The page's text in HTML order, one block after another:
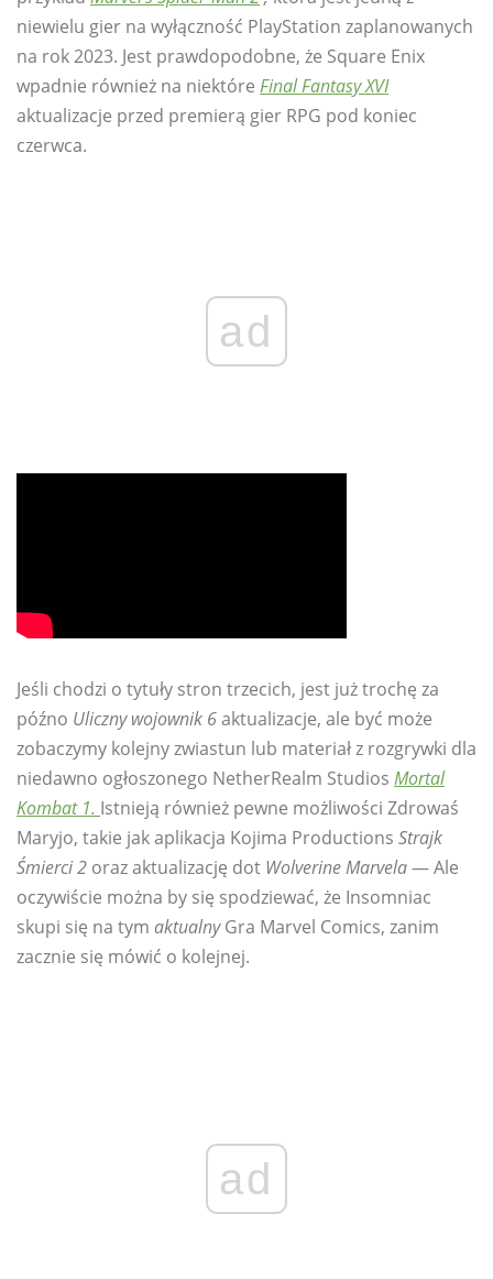
niewielu gier na wyłączność PlayStation zaplanowanych
na rok 2023. Jest prawdopodobne, że Square Enix
wpadnie również na niektóre Final Fantasy XVI
aktualizacje przed premierą gier RPG pod koniec
czerwca.
ad
Jeśli chodzi o tytuły stron trzecich, jest już trochę za
późno Uliczny wojownik 6aktualizacje, ale być może
zobaczymy kolejny zwiastun lub materiał z rozgrywki dla
niedawno ogłoszonego NetherRealm Studios Mortal
Kombat 1. Istnieją również pewne możliwości Zdrowaś
Maryjo, takie jak aplikacja Kojima Productions Strajk
Śmierci 2 oraz aktualizację dot Wolverine Marvela— Ale
oczywiście można by się spodziewać, że Insomniac
skupi się na tym aktualnyGra Marvel Comics, zanim
zacznie się mówić o kolejnej.
ad